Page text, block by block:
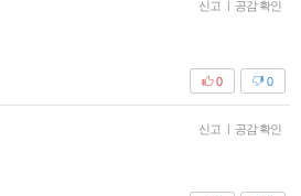
신고 | 공감 확인
0
0
신고 | 공감 확인